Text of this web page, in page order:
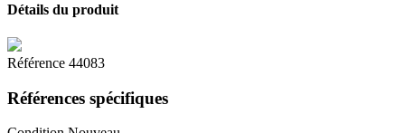
Détails du produit
Référence 44083
Références spécifiques